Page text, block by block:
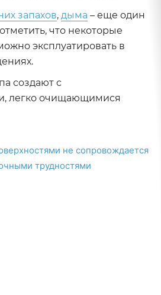
запахов, дыма – еще один
что некоторые
эксплуатировать в
создают с
легко очищающимися